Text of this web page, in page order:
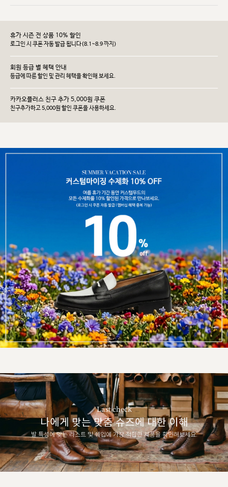
휴가 시즌 전 상품 10% 할인
로그인 시 쿠폰 자동 발급 됩니다(8.1~8.9 까지)
회원 등급 별 혜택 안내
등급에 따른 할인 및 관리 헤택을 확인해 보세요.
카카오플러스 친구 추가 5,000원 쿠폰
친구추가하고 5,000원 할인 쿠폰을 사용하세요.
Last check
나에게 맞는 맞춤 슈즈에 대한 이해
발 특성에 맞는 라스트 및 쉐입에 가장 적합한 제품을 확인해보세요.